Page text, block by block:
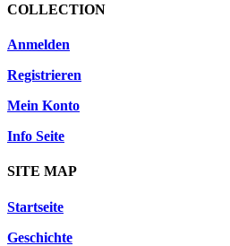
COLLECTION
Anmelden
Registrieren
Mein Konto
Info Seite
SITE MAP
Startseite
Geschichte